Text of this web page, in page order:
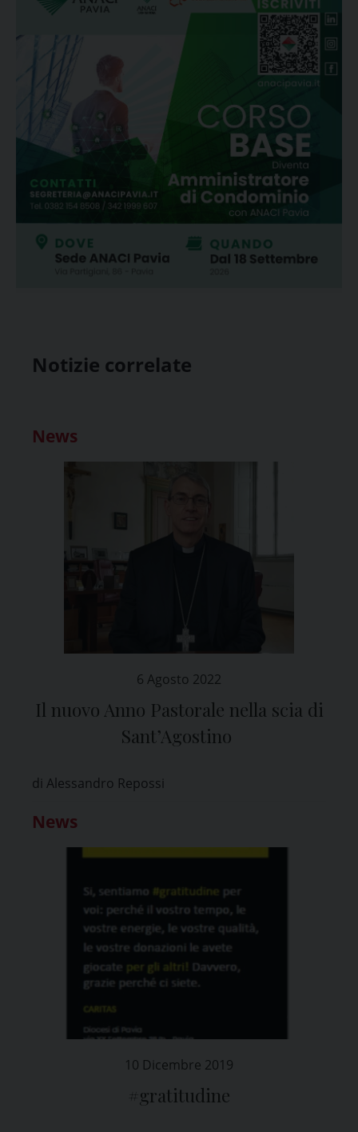
Notizie correlate
News
6 Agosto 2022
Il nuovo Anno Pastorale nella scia di
Sant’Agostino
di Alessandro Repossi
News
10 Dicembre 2019
#gratitudine